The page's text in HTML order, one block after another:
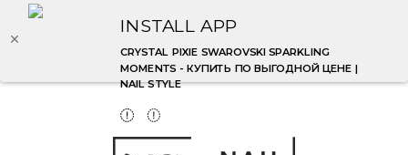
INSTALL APP
CRYSTAL PIXIE SWAROVSKI SPARKLING
MOMENTS - КУПИТЬ ПО ВЫГОДНОЙ ЦЕНЕ |
NAIL STYLE